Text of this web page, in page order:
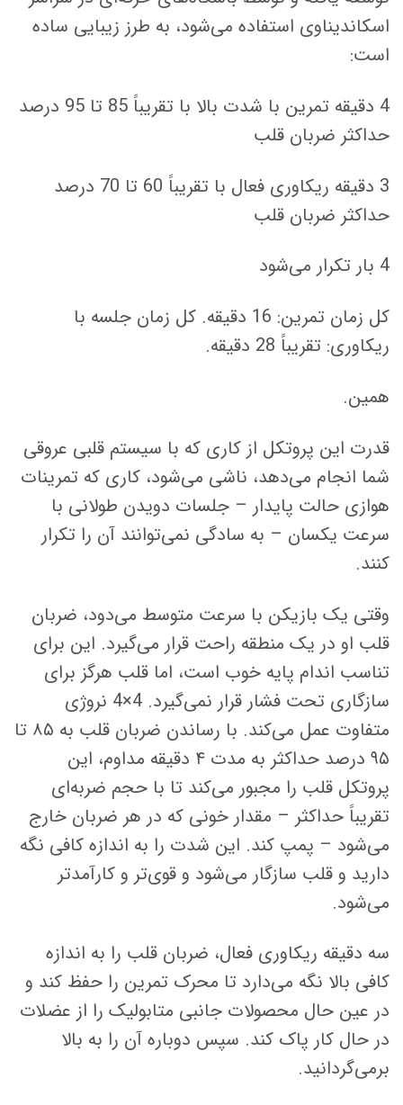
اسکاندیناوی استفاده می‌شود، به طرز زیبایی ساده
است:
4 دقیقه تمرین با شدت بالا با تقریباً 85 تا 95 درصد
حداکثر ضربان قلب
3 دقیقه ریکاوری فعال با تقریباً 60 تا 70 درصد
حداکثر ضربان قلب
4 بار تکرار می‌شود
کل زمان تمرین: 16 دقیقه. کل زمان جلسه با
ریکاوری: تقریباً 28 دقیقه.
همین.
قدرت این پروتکل از کاری که با سیستم قلبی عروقی
شما انجام می‌دهد، ناشی می‌شود، کاری که تمرینات
هوازی حالت پایدار – جلسات دویدن طولانی با
سرعت یکسان – به سادگی نمی‌توانند آن را تکرار
کنند.
وقتی یک بازیکن با سرعت متوسط ​​می‌دود، ضربان
قلب او در یک منطقه راحت قرار می‌گیرد. این برای
تناسب اندام پایه خوب است، اما قلب هرگز برای
سازگاری تحت فشار قرار نمی‌گیرد. 4×4 نروژی
متفاوت عمل می‌کند. با رساندن ضربان قلب به ۸۵ تا
۹۵ درصد حداکثر به مدت ۴ دقیقه مداوم، این
پروتکل قلب را مجبور می‌کند تا با حجم ضربه‌ای
تقریباً حداکثر – مقدار خونی که در هر ضربان خارج
می‌شود – پمپ کند. این شدت را به اندازه کافی نگه
دارید و قلب سازگار می‌شود و قوی‌تر و کارآمدتر
می‌شود.
سه دقیقه ریکاوری فعال، ضربان قلب را به اندازه
کافی بالا نگه می‌دارد تا محرک تمرین را حفظ کند و
در عین حال محصولات جانبی متابولیک را از عضلات
در حال کار پاک کند. سپس دوباره آن را به بالا
برمی‌گردانید.